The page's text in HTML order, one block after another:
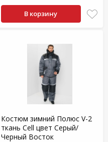
В корзину
Костюм зимний Полюс V-2
ткань Cell цвет Серый/
Черный Восток